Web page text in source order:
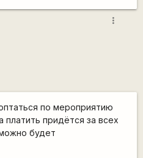
more_vert
по мероприятию
платить придётся за всех
будет